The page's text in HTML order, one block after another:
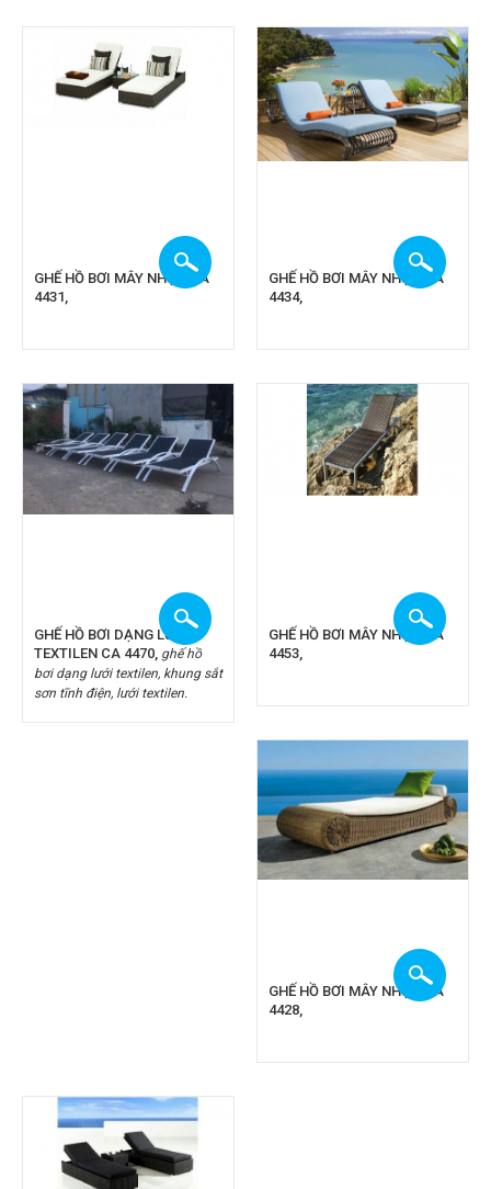
GHẾ HỒ BƠI MÂY NHỰA CA
4431,
GHẾ HỒ BƠI MÂY NHỰA CA
4434,
GHẾ HỒ BƠI DẠNG LƯỚI
TEXTILEN CA 4470, ghế hồ
bơi dạng lưới textilen, khung sắt
sơn tĩnh điện, lưới textilen.
GHẾ HỒ BƠI MÂY NHỰA CA
4453,
GHẾ HỒ BƠI MÂY NHỰA CA
4428,